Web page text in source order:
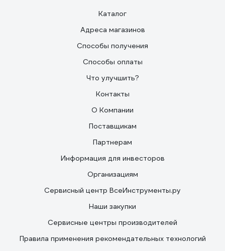
Каталог
Адреса магазинов
Способы получения
Способы оплаты
Что улучшить?
Контакты
О Компании
Поставщикам
Партнерам
Информация для инвесторов
Организациям
Сервисный центр ВсеИнструменты.ру
Наши закупки
Сервисные центры производителей
Правила применения рекомендательных технологий